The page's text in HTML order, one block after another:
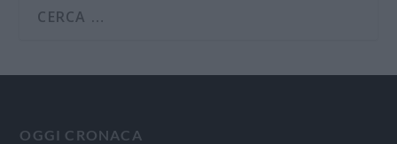
OGGI CRONACA